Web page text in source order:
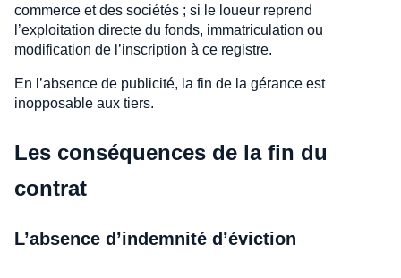
commerce et des sociétés ; si le loueur reprend
l’exploitation directe du fonds, immatriculation ou
modification de l’inscription à ce registre.
En l’absence de publicité, la fin de la gérance est
inopposable aux tiers.
Les conséquences de la fin du
contrat
L’absence d’indemnité d’éviction